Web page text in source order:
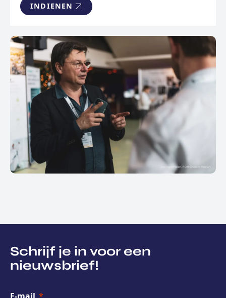
INDIENEN
Schrijf je in voor een
nieuwsbrief!